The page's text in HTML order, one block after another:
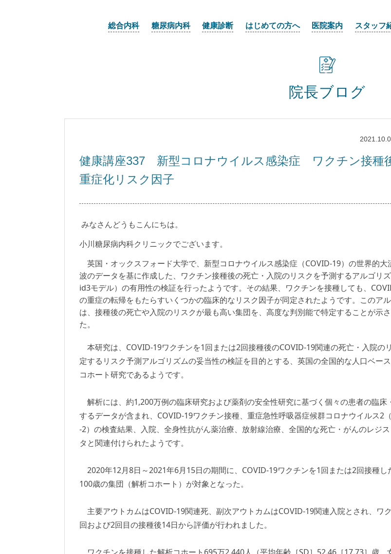
総合内科 糖尿病内科 健康診断 はじめての方へ 医院案内 スタッフ
院長ブログ
健康講座337 新型コロナウイルス感染症 ワクチン接種
重症化リスク因子
みなさんどうもこんにちは。
小川糖尿病内科クリニックでございます。
英国・オックスフォード大学で、新型コロナウイルス感染症（COVID-19）の世界的大
波のデータを基に作成した、ワクチン接種後の死亡・入院のリスクを予測するアルゴリ
id3モデル）の有用性の検証を行ったようです。その結果、ワクチンを接種しても、
の重症の転帰をもたらすいくつかの臨床的なリスク因子が同定されたようです。このア
は、接種後の死亡や入院のリスクが最も高い集団を、高度な判別能で特定することが示
た。
本研究は、COVID-19ワクチンを1回または2回接種後のCOVID-19関連の死亡・入院の
定するリスク予測アルゴリズムの妥当性の検証を目的とする、英国の全国的な人口ベー
コホート研究であるようです。
解析には、約1,200万例の臨床研究および薬剤の安全性研究に基づく個々の患者の臨床
するデータが含まれ、COVID-19ワクチン接種、重症急性呼吸器症候群コロナウイルス2
-2）の検査結果、入院、全身性抗がん薬治療、放射線治療、全国的な死亡・がんのレジ
タと関連付けられたようです。
2020年12月8日～2021年6月15日の期間に、COVID-19ワクチンを1回または2回接種し
100歳の集団（解析コホート）が対象となった。
主要アウトカムはCOVID-19関連死、副次アウトカムはCOVID-19関連入院とされ、ワ
回および2回目の接種後14日から評価が行われました。